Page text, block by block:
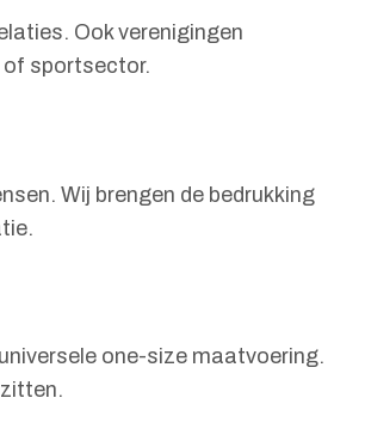
Ook verenigingen
of sportsector.
Wij brengen de bedrukking
one-size maatvoering.